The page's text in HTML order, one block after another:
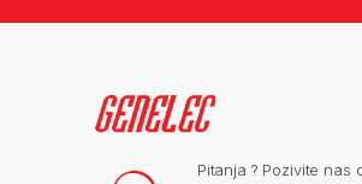
Pitanja ? Pozivite nas